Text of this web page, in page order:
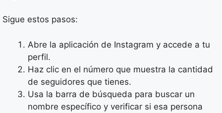
Sigue estos pasos:
Abre la aplicación de Instagram y accede a tu
perfil.
Haz clic en el número que muestra la cantidad
de seguidores que tienes.
Usa la barra de búsqueda para buscar un
nombre específico y verificar si esa persona